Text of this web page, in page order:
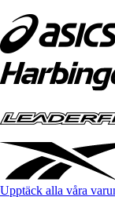
Upptäck alla våra